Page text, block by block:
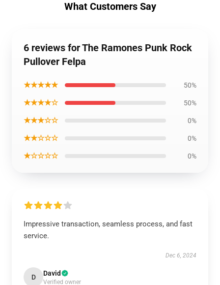
What Customers Say
6 reviews for The Ramones Punk Rock
Pullover Felpa
★★★★★ 50%
★★★★☆ 50%
★★★☆☆ 0%
★★☆☆☆ 0%
★☆☆☆☆ 0%
Impressive transaction, seamless process, and fast
service.
Dec 6, 2024
D David
Verified owner